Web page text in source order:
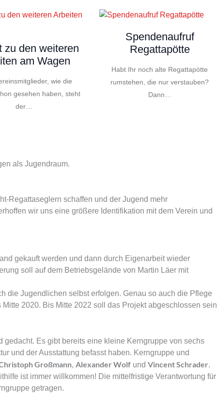
zu den weiteren
am Wagen
wie die
gesehen haben, steht
der…
Spendenaufruf
Regattapötte
Habt Ihr noch alte Regattapötte
rumstehen, die nur verstauben?
Dann…
als Jugendraum.
Regattaseglern schaffen und der Jugend mehr
wir uns eine größere Identifikation mit dem Verein und
gekauft werden und dann durch Eigenarbeit wieder
soll auf dem Betriebsgelände von Martin Läer mit
die Jugendlichen selbst erfolgen. Genau so auch die Pflege
2020. Bis Mitte 2022 soll das Projekt abgeschlossen sein
gedacht. Es gibt bereits eine kleine Kerngruppe von sechs
und der Ausstattung befasst haben. Kerngruppe und
Großmann, Alexander Wolf und Vincent Schrader.
ist immer willkommen! Die mittelfristige Verantwortung für
getragen.